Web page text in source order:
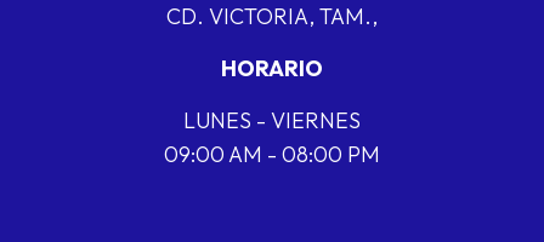
CD. VICTORIA, TAM.,
HORARIO
LUNES - VIERNES
09:00 AM - 08:00 PM